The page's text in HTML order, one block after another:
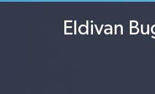
Eldivan
Durumu ve Fikstür